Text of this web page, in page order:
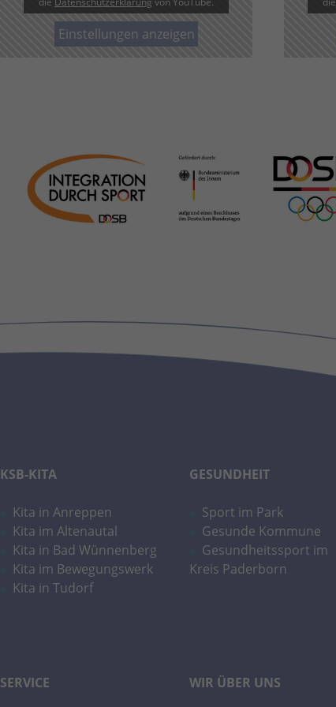
Einstellungen anzeigen
KSB-KITA
Kita in Anreppen
Kita im Altenautal
Kita in Bad Wünnenberg
Kita im Bewegungswerk
Kita in Tudorf
GESUNDHEIT
Sport im Park
Gesunde Kommune
Gesundheitssport im
Kreis Paderborn
SERVICE WIR ÜBER UNS
Quelle, aus der sie stammen, und die Seiten
in anonymisierter Form.
Zweck
Dieser Cookie identifiziert die Besucher nach
Alter, Geschlecht oder Interessen und nutzt
dazu den DoubleClick des Google Tag
Manager, um die gezielte
Anbieter Google LLC